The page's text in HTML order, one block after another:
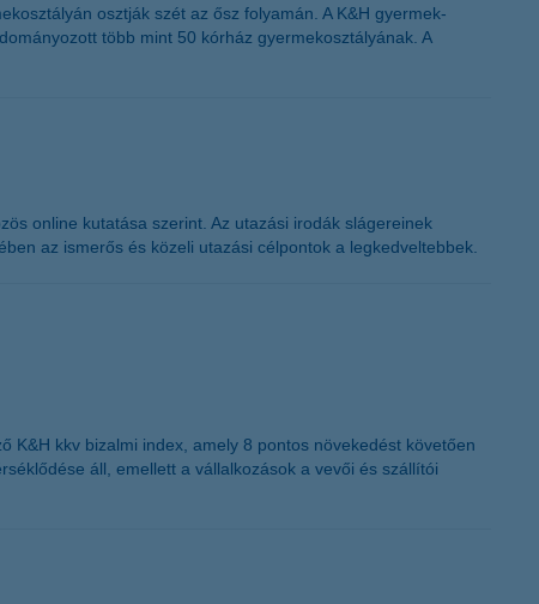
osztják szét az ősz folyamán. A K&H gyermek-
több mint 50 kórház gyermekosztályának. A
online kutatása szerint. Az utazási irodák slágereinek
az ismerős és közeli utazási célpontok a legkedveltebbek.
K&H kkv bizalmi index, amely 8 pontos növekedést követően
áll, emellett a vállalkozások a vevői és szállítói